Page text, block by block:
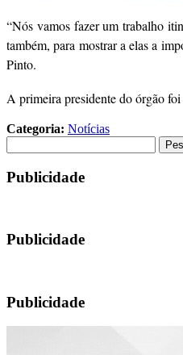
“Nós vamos fazer um trabalho
também, para mostrar a elas a
Pinto.
A primeira presidente do órgão
Categoria: Notícias
por:
Publicidade
Publicidade
Publicidade